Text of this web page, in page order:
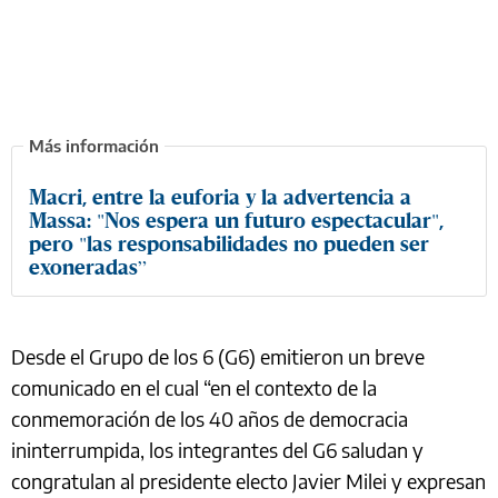
Macri, entre la euforia y la advertencia a
Massa: "Nos espera un futuro espectacular",
pero "las responsabilidades no pueden ser
exoneradas”
Desde el Grupo de los 6 (G6) emitieron un breve
comunicado en el cual “en el contexto de la
conmemoración de los 40 años de democracia
ininterrumpida, los integrantes del G6 saludan y
congratulan al presidente electo Javier Milei y expresan